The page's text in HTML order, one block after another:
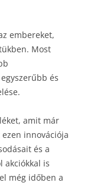
embereket,
Most
és
amit már
innovációja
és a
akciókkal is
még időben a